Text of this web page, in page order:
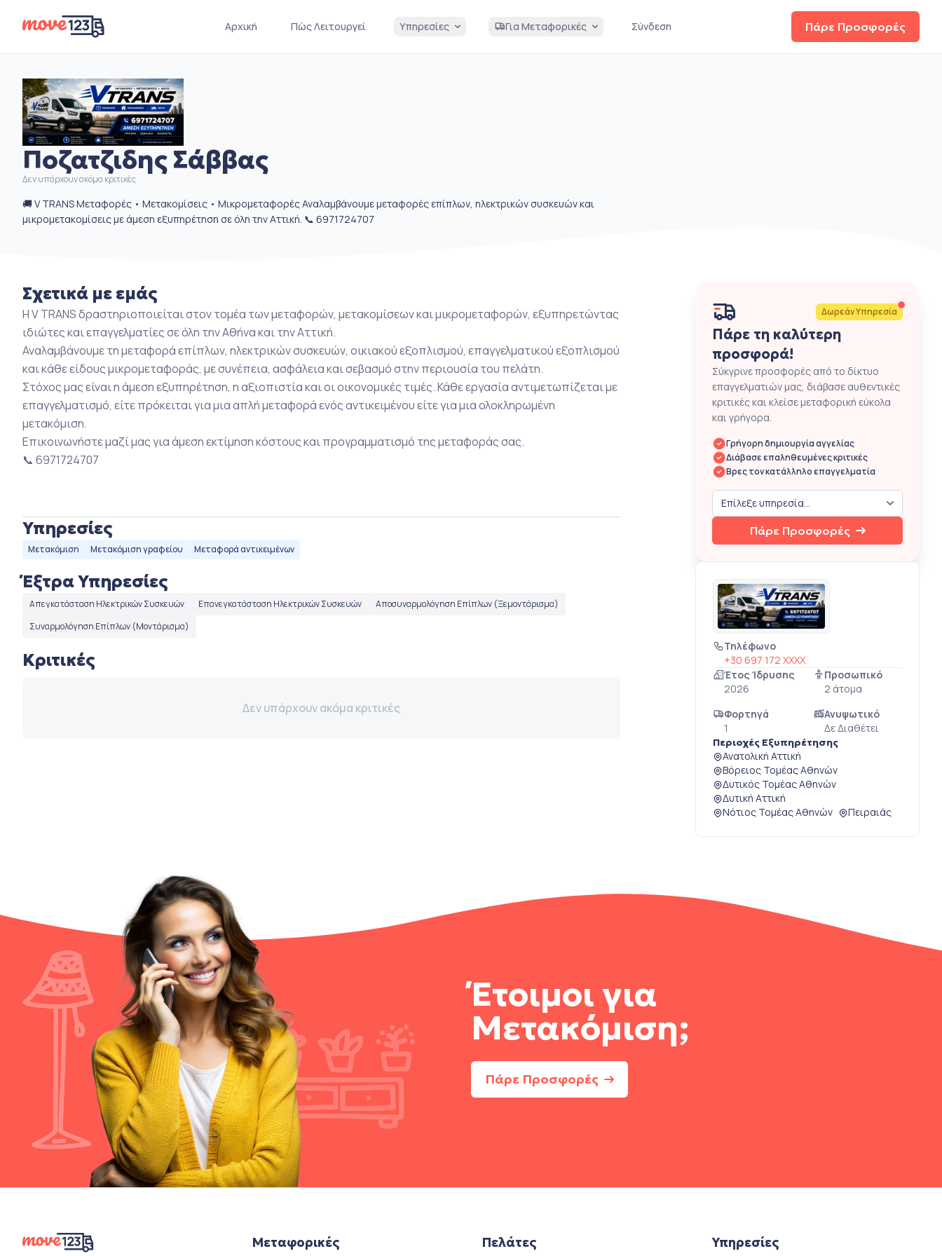
Πάρε Προσφορές
Αρχική Πώς Λειτουργεί Υπηρεσίες Για Μεταφορικές Σύνδεση
Ποζατζιδης Σάββας
Δεν υπάρχουν ακόμα κριτικές
🚚 V TRANS Μεταφορές • Μετακομίσεις • Μικρομεταφορές Αναλαμβάνουμε μεταφορές επίπλων, ηλεκτρικών συσκευών και
μικρομετακομίσεις με άμεση εξυπηρέτηση σε όλη την Αττική. 📞 6971724707
Σχετικά με εμάς
Η V TRANS δραστηριοποιείται στον τομέα των μεταφορών, μετακομίσεων και μικρομεταφορών, εξυπηρετώντας
ιδιώτες και επαγγελματίες σε όλη την Αθήνα και την Αττική.
Αναλαμβάνουμε τη μεταφορά επίπλων, ηλεκτρικών συσκευών, οικιακού εξοπλισμού, επαγγελματικού εξοπλισμού
και κάθε είδους μικρομεταφοράς, με συνέπεια, ασφάλεια και σεβασμό στην περιουσία του πελάτη.
Στόχος μας είναι η άμεση εξυπηρέτηση, η αξιοπιστία και οι οικονομικές τιμές. Κάθε εργασία αντιμετωπίζεται με
επαγγελματισμό, είτε πρόκειται για μια απλή μεταφορά ενός αντικειμένου είτε για μια ολοκληρωμένη
μετακόμιση.
Επικοινωνήστε μαζί μας για άμεση εκτίμηση κόστους και προγραμματισμό της μεταφοράς σας.
📞 6971724707
Υπηρεσίες
Μετακόμιση Μετακόμιση γραφείου Μεταφορά αντικειμένων
Έξτρα Υπηρεσίες
Απεγκατάσταση Ηλεκτρικών Συσκευών Επανεγκατάσταση Ηλεκτρικών Συσκευών
Αποσυναρμολόγηση Επίπλων (Ξεμοντάρισμα)
Συναρμολόγηση Επίπλων (Μοντάρισμα)
Κριτικές
Δεν υπάρχουν ακόμα κριτικές
Δωρεάν Υπηρεσία
Πάρε τη καλύτερη
προσφορά!
Σύκγρινε προσφορές από το δίκτυο
επαγγελματιών μας, διάβασε αυθεντικές
κριτικές και κλείσε μεταφορική εύκολα
και γρήγορα.
Γρήγορη δημιουργία αγγελίας
Διάβασε επαληθευμένες κριτικές
Βρες τον κατάλληλο επαγγελματία
Πάρε Προσφορές
Τηλέφωνο
+30 697 172 XXXX
Έτος Ίδρυσης
2026
Προσωπικό
2 άτομα
Φορτηγά
1
Ανυψωτικό
Δε Διαθέτει
Περιοχές Εξυπηρέτησης
Ανατολική Αττική
Βόρειος Τομέας Αθηνών
Δυτικός Τομέας Αθηνών
Δυτική Αττική
Νότιος Τομέας Αθηνών
Πειραιάς
Έτοιμοι για
Μετακόμιση;
Πάρε Προσφορές
Μεταφορικές Πελάτες Υπηρεσίες